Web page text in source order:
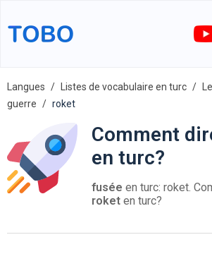
Langues Listes de vocabulaire en turc
guerre
roket
Comment
en turc?
fusée en turc: roket.
roket en turc?